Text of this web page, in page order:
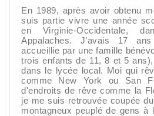
En 1989, après avoir obtenu
suis partie vivre une année
en Virginie-Occidentale,
Appalaches. J’avais 17
accueillie par une famille
trois enfants de 11, 8 et 5
dans le lycée local. Moi qui
comme New York ou San
d'endroits de rêve comme la
je me suis retrouvée coupée
montagneux peuplé de gens à